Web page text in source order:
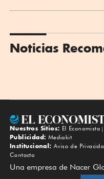
Noticias
Nuestros Sitios: El Economista
Publicidad: Mediakit
Institucional: Aviso de
Contacto
Una empresa de Nacer